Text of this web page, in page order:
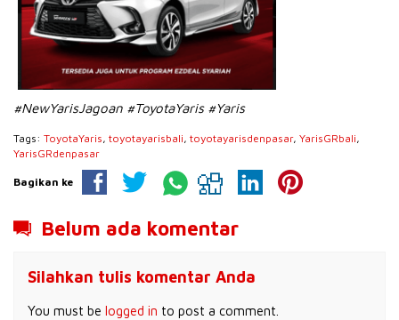
#NewYarisJagoan #ToyotaYaris #Yaris
Tags: ToyotaYaris, toyotayarisbali, toyotayarisdenpasar, YarisGRbali,
YarisGRdenpasar
Bagikan ke
Belum ada komentar
Silahkan tulis komentar Anda
You must be logged in to post a comment.